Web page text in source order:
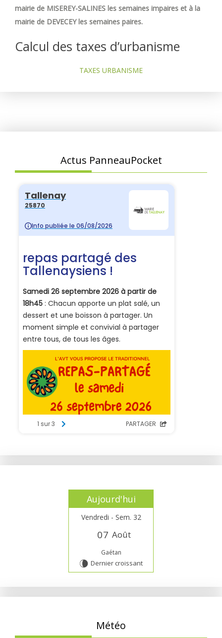
mairie de MISEREY-SALINES les semaines impaires et à la
mairie de DEVECEY les semaines paires.
Calcul des taxes d’urbanisme
TAXES URBANISME
Actus PanneauPocket
Aujourd'hui
Vendredi - Sem. 32
07 Août
Gaétan
V Dernier croissant
Météo